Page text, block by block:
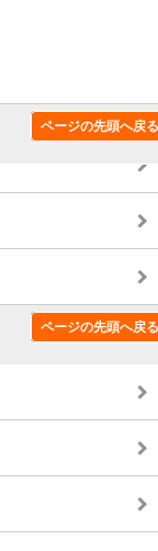
ページの先頭へ戻る
ページの先頭へ戻る